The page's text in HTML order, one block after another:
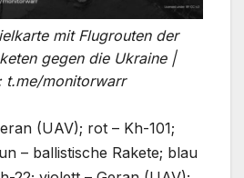
mit Flugrouten der
gegen die Ukraine |
t.me/monitorwarr
(UAV); rot – Kh-101;
– ballistische Rakete; blau